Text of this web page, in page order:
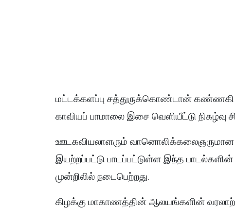
மட்டக்களப்பு சத்துருக்கொண்டான் கண்ணகி
காவியப் பாமாலை இசை வெளியீட்டு நிகழ்வு
ஊடகவியலாளரும்
இயற்றப்பட்டு பாடப்பட்டுள்ள இந்த
முன்றிலில் நடைபெற்றது.
கிழக்கு மாகாணத்தின் ஆலயங்களின்